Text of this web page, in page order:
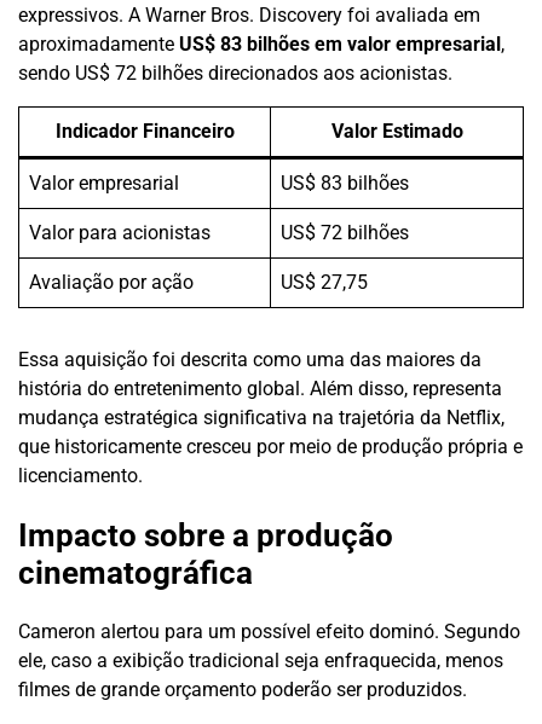
expressivos. A Warner Bros. Discovery foi avaliada em
aproximadamente US$ 83 bilhões em valor empresarial,
sendo US$ 72 bilhões direcionados aos acionistas.
Indicador Financeiro Valor Estimado
Valor empresarial US$ 83 bilhões
Valor para acionistas US$ 72 bilhões
Avaliação por ação US$ 27,75
Essa aquisição foi descrita como uma das maiores da
história do entretenimento global. Além disso, representa
mudança estratégica significativa na trajetória da Netflix,
que historicamente cresceu por meio de produção própria e
licenciamento.
Impacto sobre a produção
cinematográfica
Cameron alertou para um possível efeito dominó. Segundo
ele, caso a exibição tradicional seja enfraquecida, menos
filmes de grande orçamento poderão ser produzidos.